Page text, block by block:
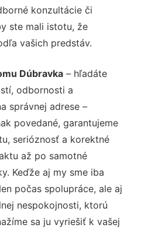
konzultácie či
ste mali istotu, že
vašich predstáv.
Dúbravka – hľadáte
odbornosti a
správnej adrese –
povedané, garantujeme
serióznosť a korektné
až po samotné
Keďže aj my sme iba
počas spolupráce, ale aj
nespokojnosti, ktorú
sa ju vyriešiť k vašej